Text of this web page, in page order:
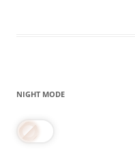
NIGHT MODE